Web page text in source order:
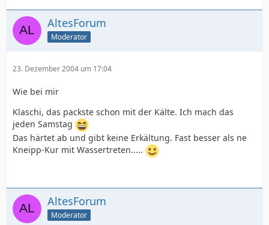
AltesForum
Moderator
23. Dezember 2004 um 17:04
Wie bei mir
Klaschi, das packste schon mit der Kälte. Ich mach das
jeden Samstag
Das härtet ab und gibt keine Erkältung. Fast besser als ne
Kneipp-Kur mit Wassertreten.....
AltesForum
Moderator